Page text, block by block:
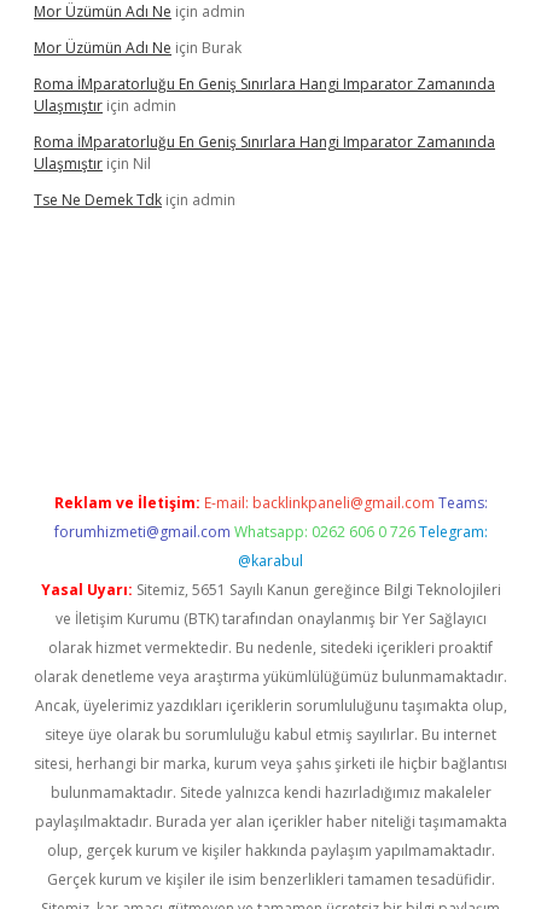
Mor Üzümün Adı Ne için admin
Mor Üzümün Adı Ne için Burak
Roma İMparatorluğu En Geniş Sınırlara Hangi Imparator Zamanında
Ulaşmıştır için admin
Roma İMparatorluğu En Geniş Sınırlara Hangi Imparator Zamanında
Ulaşmıştır için Nil
Tse Ne Demek Tdk için admin
Reklam ve İletişim: E-mail: backlinkpaneli@gmail.com Teams:
forumhizmeti@gmail.com Whatsapp: 0262 606 0 726 Telegram:
@karabul
Yasal Uyarı: Sitemiz, 5651 Sayılı Kanun gereğince Bilgi Teknolojileri
ve İletişim Kurumu (BTK) tarafından onaylanmış bir Yer Sağlayıcı
olarak hizmet vermektedir. Bu nedenle, sitedeki içerikleri proaktif
olarak denetleme veya araştırma yükümlülüğümüz bulunmamaktadır.
Ancak, üyelerimiz yazdıkları içeriklerin sorumluluğunu taşımakta olup,
siteye üye olarak bu sorumluluğu kabul etmiş sayılırlar. Bu internet
sitesi, herhangi bir marka, kurum veya şahıs şirketi ile hiçbir bağlantısı
bulunmamaktadır. Sitede yalnızca kendi hazırladığımız makaleler
paylaşılmaktadır. Burada yer alan içerikler haber niteliği taşımamakta
olup, gerçek kurum ve kişiler hakkında paylaşım yapılmamaktadır.
Gerçek kurum ve kişiler ile isim benzerlikleri tamamen tesadüfidir.